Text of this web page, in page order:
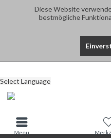
Diese Website
bestmögliche
Select Language
Menü